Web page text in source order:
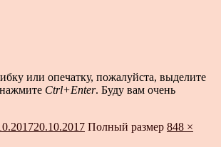
или опечатку, пожалуйста, выделите
Ctrl+Enter. Буду вам очень
20.10.2017 Полный размер 848 ×